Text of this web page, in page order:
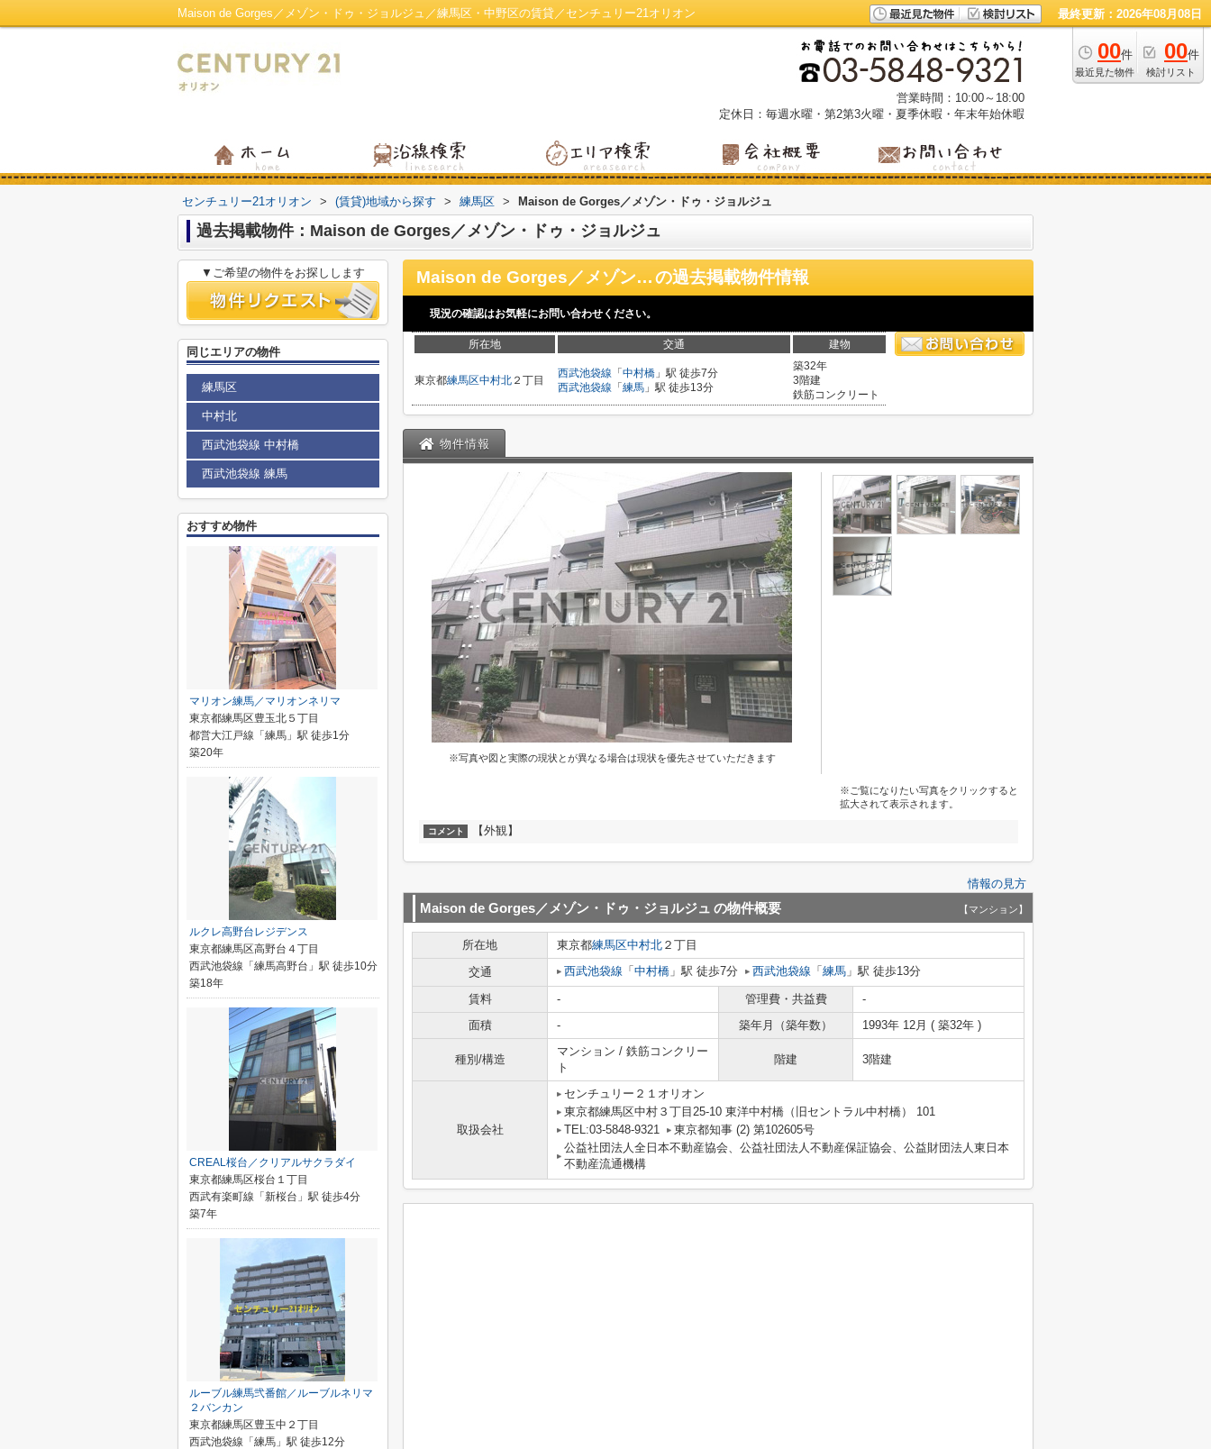
Maison de Gorges／メゾン・ドゥ・ジョルジュ／練馬区・中野区の賃貸／センチュリー21オリオン 最終更新：2026年08月08日
00件
最近見た物件
00件
検討リスト
営業時間：10:00～18:00
定休日：毎週水曜・第2第3火曜・夏季休暇・年末年始休暇
センチュリー21オリオン > (賃貸)地域から探す > 練馬区 > Maison de Gorges／メゾン・ドゥ・ジョルジュ
過去掲載物件：Maison de Gorges／メゾン・ドゥ・ジョルジュ
Maison de Gorges／メゾン・ドゥ・ジョルジュの過去掲載物件情報
現況の確認はお気軽にお問い合わせください。
所在地 交通 建物
東京都練馬区中村北 ２丁目
西武池袋線 「 中村橋 」駅 徒歩7分
西武池袋線 「 練馬 」駅 徒歩13分
築32年
3階建
鉄筋コンクリート
物件情報
※写真や図と実際の現状とが異なる場合は現状を優先させていただきます
※ご覧になりたい写真をクリックすると
拡大されて表示されます。
コメント 【外観】
情報の見方
Maison de Gorges／メゾン・ドゥ・ジョルジュ の物件概要 【マンション】
所在地 東京都練馬区中村北 ２丁目
交通
西武池袋線 「 中村橋 」駅 徒歩7分 西武池袋線 「 練馬 」駅 徒歩13分
賃料 - 管理費・共益費
-
面積
- 築年月（築年数） 1993年 12月 ( 築32年 )
種別/構造
マンション / 鉄筋コンクリー
ト
階建 3階建
取扱会社
センチュリー２１オリオン
東京都練馬区中村３丁目25-10 東洋中村橋（旧セントラル中村橋） 101
TEL:03-5848-9321
東京都知事 (2) 第102605号
公益社団法人全日本不動産協会、公益社団法人不動産保証協会、公益財団法人東日本
不動産流通機構
▼ご希望の物件をお探しします
同じエリアの物件
練馬区
中村北
西武池袋線 中村橋
西武池袋線 練馬
おすすめ物件
マリオン練馬／マリオンネリマ
東京都練馬区豊玉北５丁目
都営大江戸線「練馬」駅 徒歩1分
築20年
ルクレ高野台レジデンス
東京都練馬区高野台４丁目
西武池袋線「練馬高野台」駅 徒歩10分
築18年
CREAL桜台／クリアルサクラダイ
東京都練馬区桜台１丁目
西武有楽町線「新桜台」駅 徒歩4分
築7年
ルーブル練馬弐番館／ルーブルネリマ
２バンカン
東京都練馬区豊玉中２丁目
西武池袋線「練馬」駅 徒歩12分